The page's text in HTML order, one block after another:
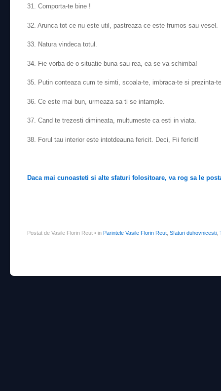
31. Comporta-te bine !
32. Arunca tot ce nu este util, pastreaza ce este frumos sau vesel.
33. Natura vindeca totul.
34. Fie vorba de o situatie buna sau rea, ea se va schimba!
35. Putin conteaza cum te simti, scoala-te, imbraca-te si prezinta-
36. Ce este mai bun, urmeaza sa ti se intample.
37. Cand te trezesti dimineata, multumeste ca esti in viata.
38. Forul tau interior este intotdeauna fericit. Deci, Fii fericit!
Daca mai cunoasteti si alte sfaturi folositoare, va rog sa le
Postat de Vasile Florin Reut • in Parintele Vasile Florin Reut Sfaturi duhovnicesti